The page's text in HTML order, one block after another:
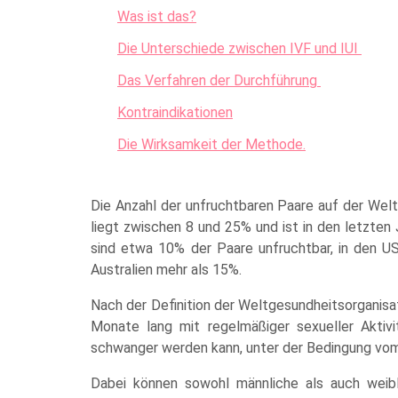
Was ist das?
Die Unterschiede zwischen IVF und IUI
Das Verfahren der Durchführung
Kontraindikationen
Die Wirksamkeit der Methode.
Die Anzahl der unfruchtbaren Paare auf der
liegt zwischen 8 und 25% und ist in den letzten
sind etwa 10% der Paare unfruchtbar, in den
Australien mehr als 15%.
Nach der Definition der
Monate lang mit regelmäßiger sexueller
schwanger werden kann, unter der Bedingung
Dabei können sowohl männliche als auch